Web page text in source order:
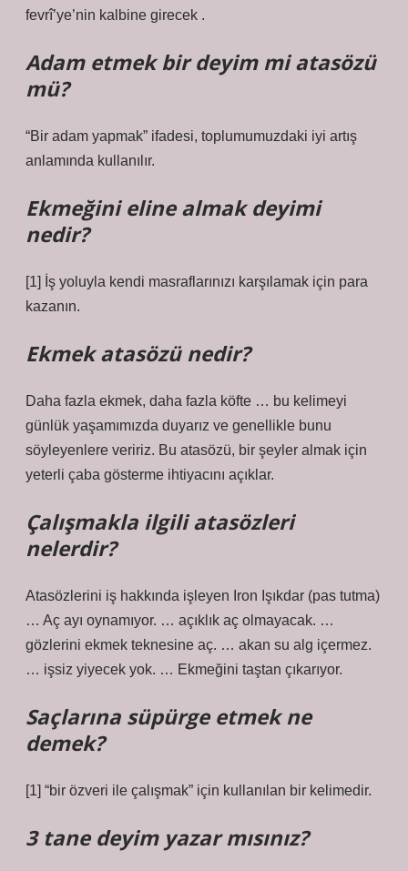
fevrî’ye’nin kalbine girecek .
Adam etmek bir deyim mi atasözü
mü?
“Bir adam yapmak” ifadesi, toplumumuzdaki iyi artış
anlamında kullanılır.
Ekmeğini eline almak deyimi
nedir?
[1] İş yoluyla kendi masraflarınızı karşılamak için para
kazanın.
Ekmek atasözü nedir?
Daha fazla ekmek, daha fazla köfte … bu kelimeyi
günlük yaşamımızda duyarız ve genellikle bunu
söyleyenlere veririz. Bu atasözü, bir şeyler almak için
yeterli çaba gösterme ihtiyacını açıklar.
Çalışmakla ilgili atasözleri
nelerdir?
Atasözlerini iş hakkında işleyen Iron Işıkdar (pas tutma)
… Aç ayı oynamıyor. … açıklık aç olmayacak. …
gözlerini ekmek teknesine aç. … akan su alg içermez.
… işsiz yiyecek yok. … Ekmeğini taştan çıkarıyor.
Saçlarına süpürge etmek ne
demek?
[1] “bir özveri ile çalışmak” için kullanılan bir kelimedir.
3 tane deyim yazar mısınız?